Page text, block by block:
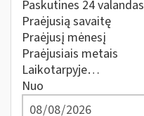
Paskutines 24 valandas
Praėjusią savaitę
Praėjusį mėnesį
Praėjusiais metais
Laikotarpyje…
Nuo